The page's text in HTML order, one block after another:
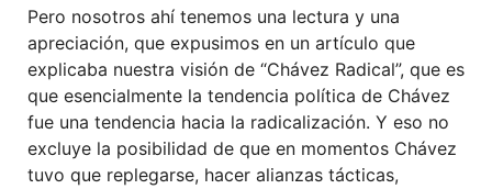
Pero nosotros ahí tenemos una lectura y una
apreciación, que expusimos en un artículo que
explicaba nuestra visión de “Chávez Radical”, que es
que esencialmente la tendencia política de Chávez
fue una tendencia hacia la radicalización. Y eso no
excluye la posibilidad de que en momentos Chávez
tuvo que replegarse, hacer alianzas tácticas,